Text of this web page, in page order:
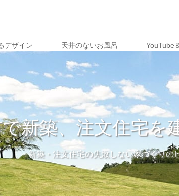
デザイン 天井のないお風呂 YouTube
新築、注文住宅を
～新築・注文住宅の失敗しない家づくりの